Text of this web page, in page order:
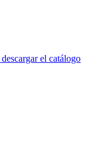
descargar el catálogo